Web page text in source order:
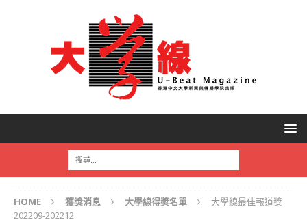
HOME 獲獎消息 大學線得獎名單
大學線最佳報道獎
202209-202212